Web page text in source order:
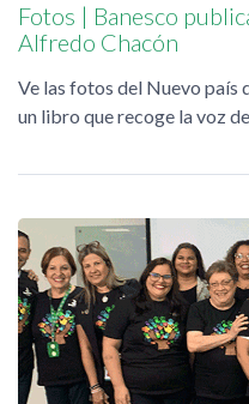
Fotos | Banesco
Alfredo Chacón
Ve las fotos del Nuevo país
un libro que recoge la voz